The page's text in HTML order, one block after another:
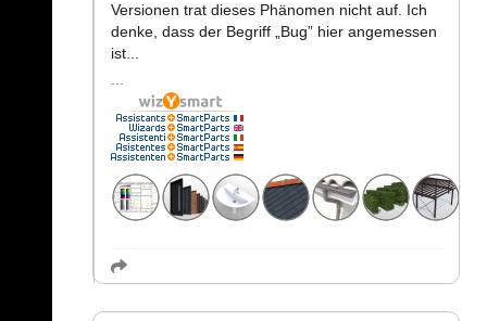
Versionen trat dieses Phänomen nicht auf. Ich
denke, dass der Begriff „Bug” hier angemessen
ist...